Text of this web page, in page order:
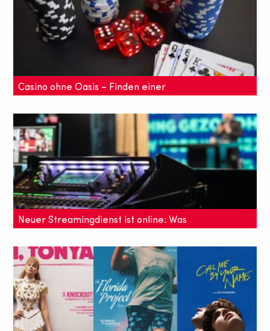
erstellen, ist ein entscheidender Teil deines
Berufes. Wir zeigen, wie es geht.
Casino ohne Oasis – Finden einer
Neuer Streamingdienst ist online: Was
Auf afsplus gibt es Streams zu ganz verschiedenen
Themen aus dem modernen Online-Marketing, die
man zeitunabhängig schauen kann.